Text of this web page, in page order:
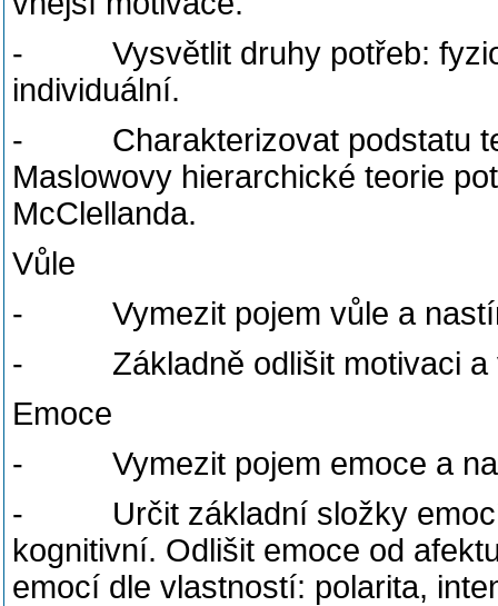
- Vysvětlit druhy potřeb:
individuální.
- Charakterizovat podstatu
Maslowovy hierarchické teorie
McClellanda.
Vůle
- Vymezit pojem vůle a
- Základně odlišit motivaci a
Emoce
- Vymezit pojem emoce a
- Určit základní složky emocí:
kognitivní. Odlišit emoce od
emocí dle vlastností: polarita,